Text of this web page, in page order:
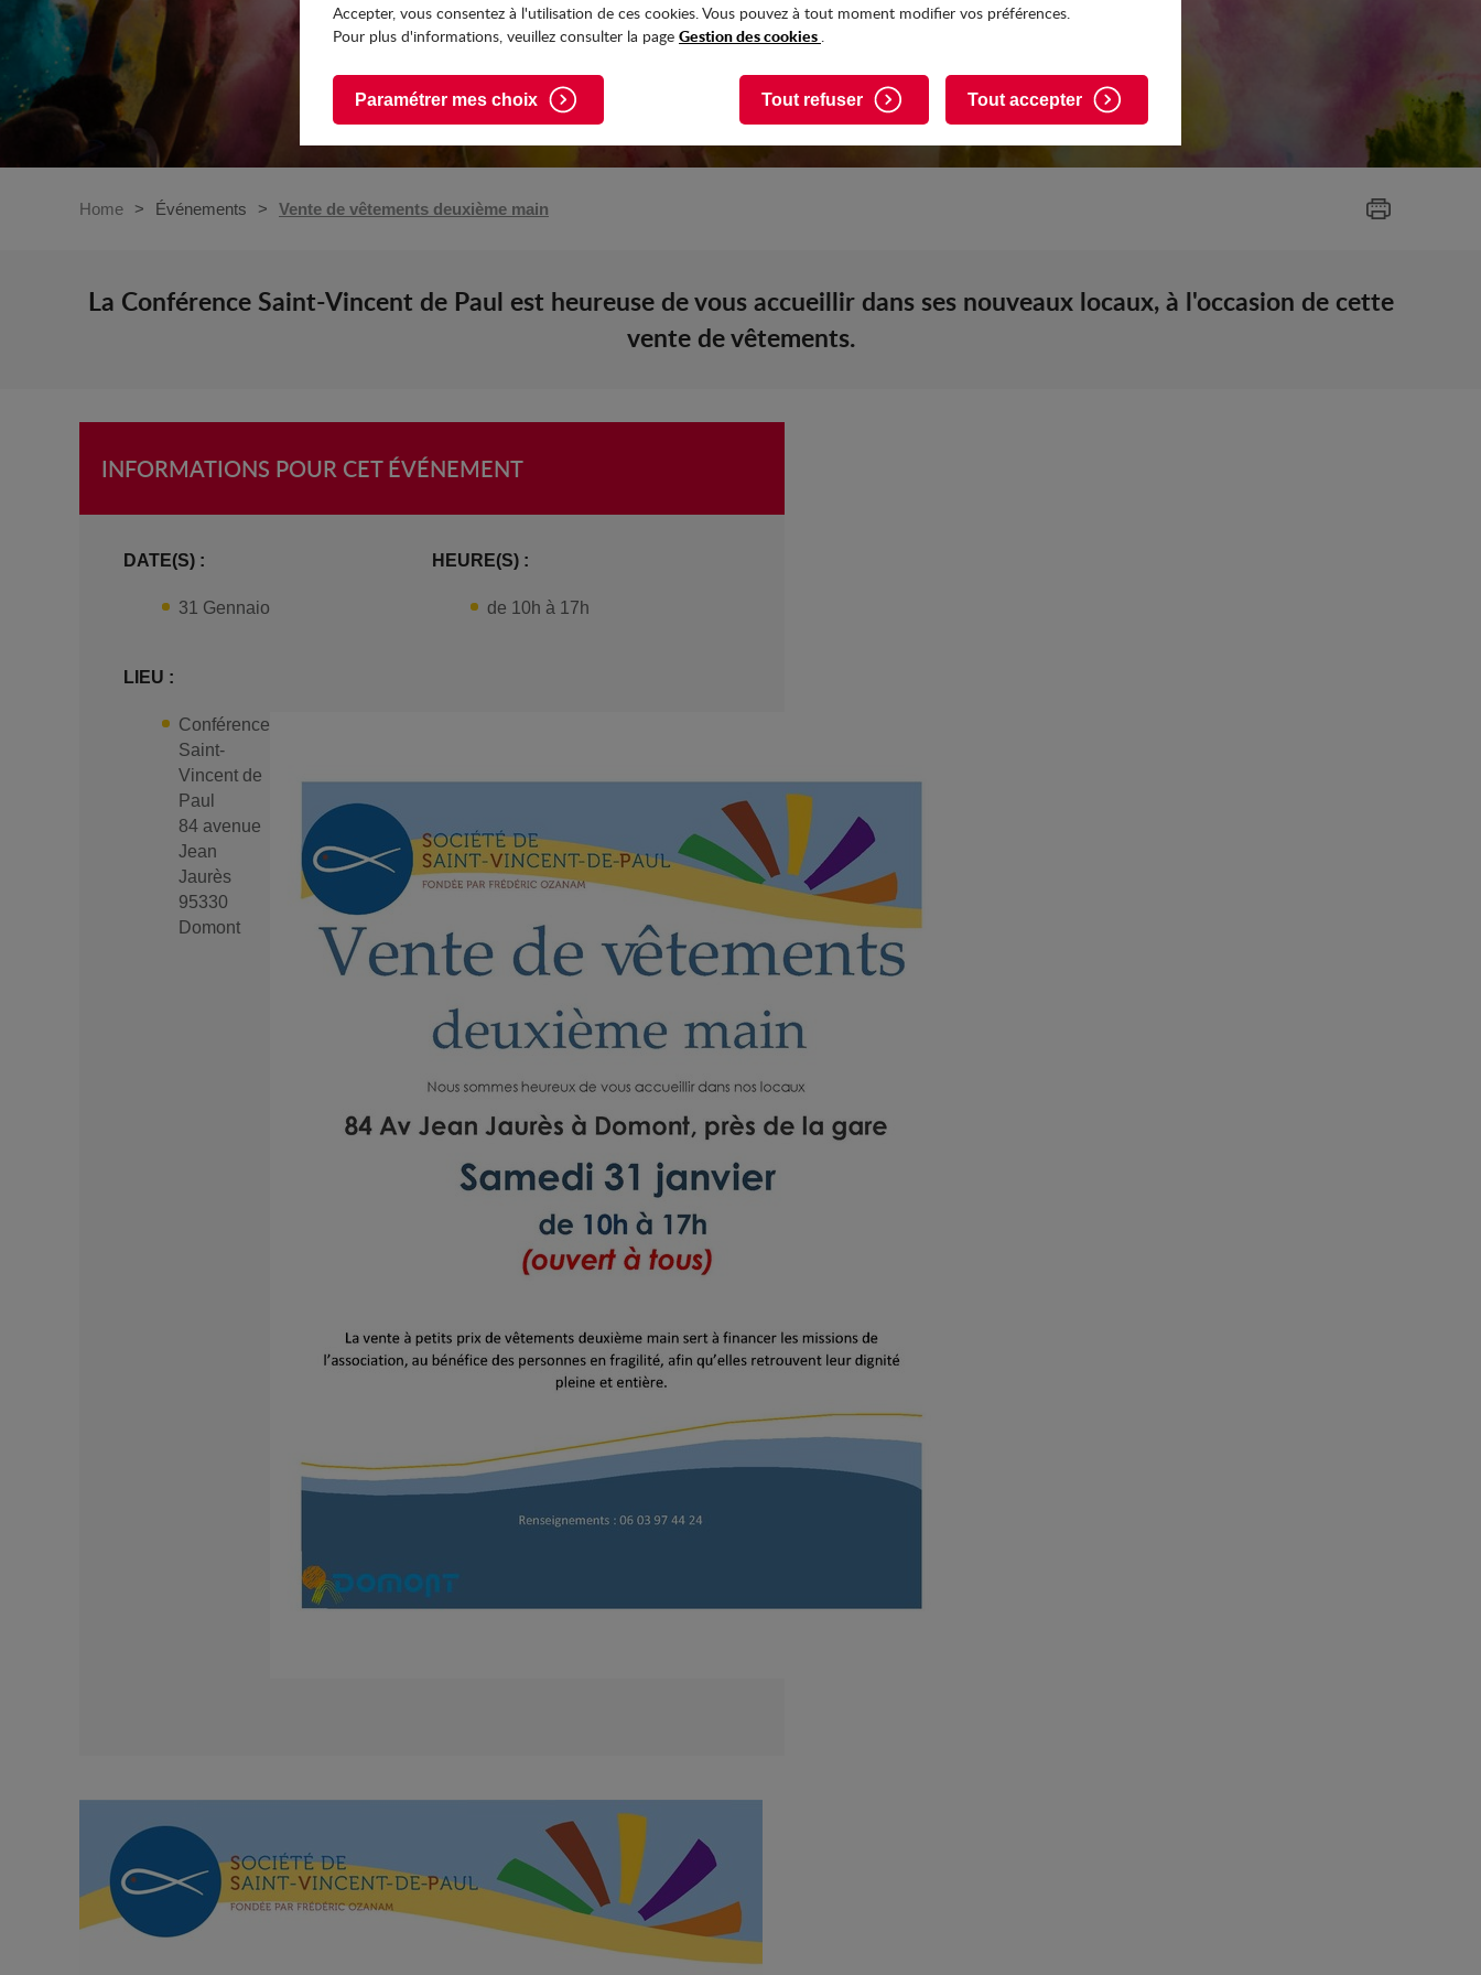
Accepter, vous consentez à l'utilisation de ces cookies. Vous pouvez à tout moment modifier vos préférences.
Pour plus d'informations, veuillez consulter la page Gestion des cookies .
Paramétrer mes choix Tout refuser Tout accepter
Home Événements Vente de vêtements deuxième main
La Conférence Saint-Vincent de Paul est heureuse de vous accueillir dans ses nouveaux locaux, à l'occasion de cette
vente de vêtements.
INFORMATIONS POUR CET ÉVÉNEMENT
DATE(S) :
31 Gennaio
HEURE(S) :
de 10h à 17h
LIEU :
Conférence
Saint-
Vincent de
Paul
84 avenue
Jean
Jaurès
95330
Domont